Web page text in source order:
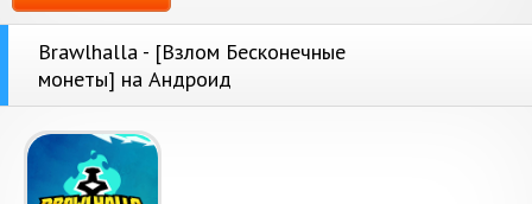
Brawlhalla - [Взлом Бесконечные
монеты] на Андроид